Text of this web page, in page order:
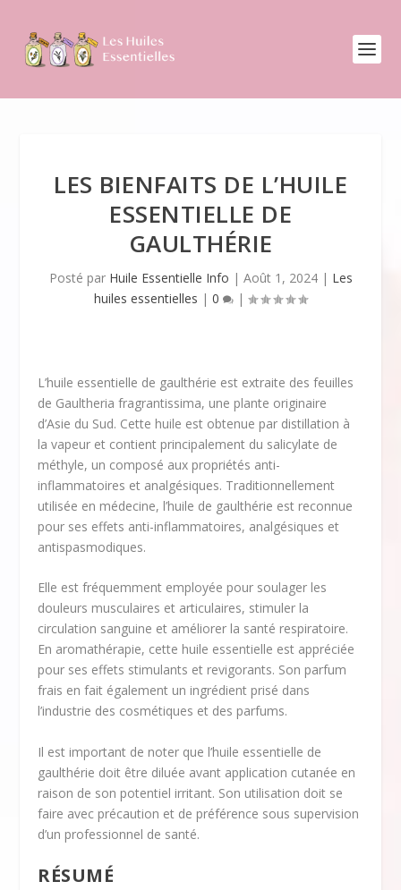
LES BIENFAITS DE L’HUILE
ESSENTIELLE DE
GAULTHÉRIE
Posté par Huile Essentielle Info | Août 1, 2024| Les
huiles essentielles | 0 |
L’huile essentielle de gaulthérie est extraite des feuilles
de Gaultheria fragrantissima, une plante originaire
d’Asie du Sud. Cette huile est obtenue par distillation à
la vapeur et contient principalement du salicylate de
méthyle, un composé aux propriétés anti-
inflammatoires et analgésiques. Traditionnellement
utilisée en médecine, l’huile de gaulthérie est reconnue
pour ses effets anti-inflammatoires, analgésiques et
antispasmodiques.
Elle est fréquemment employée pour soulager les
douleurs musculaires et articulaires, stimuler la
circulation sanguine et améliorer la santé respiratoire.
En aromathérapie, cette huile essentielle est appréciée
pour ses effets stimulants et revigorants. Son parfum
frais en fait également un ingrédient prisé dans
l’industrie des cosmétiques et des parfums.
Il est important de noter que l’huile essentielle de
gaulthérie doit être diluée avant application cutanée en
raison de son potentiel irritant. Son utilisation doit se
faire avec précaution et de préférence sous supervision
d’un professionnel de santé.
RÉSUMÉ